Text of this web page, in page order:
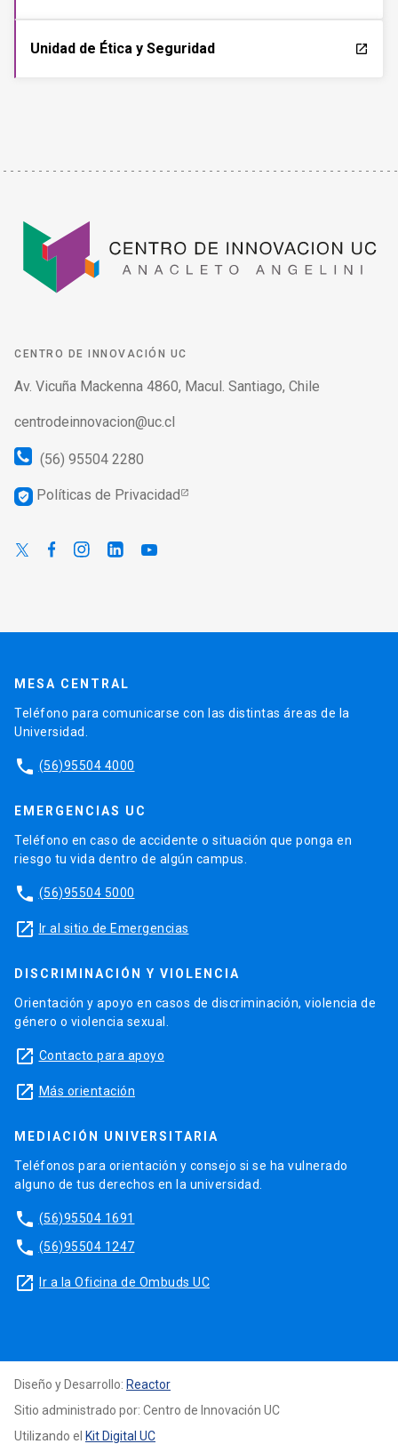
Unidad de Ética y Seguridad launch
CENTRO DE INNOVACIÓN UC
Av. Vicuña Mackenna 4860, Macul. Santiago, Chile
centrodeinnovacion@uc.cl
(56) 95504 2280
verified_user Políticas de Privacidad
MESA CENTRAL
Teléfono para comunicarse con las distintas áreas de la
Universidad.
phone (56)95504 4000
EMERGENCIAS UC
Teléfono en caso de accidente o situación que ponga en
riesgo tu vida dentro de algún campus.
phone (56)95504 5000
launch Ir al sitio de Emergencias
DISCRIMINACIÓN Y VIOLENCIA
Orientación y apoyo en casos de discriminación, violencia de
género o violencia sexual.
launch Contacto para apoyo
launch Más orientación
MEDIACIÓN UNIVERSITARIA
Teléfonos para orientación y consejo si se ha vulnerado
alguno de tus derechos en la universidad.
phone (56)95504 1691
phone (56)95504 1247
launch Ir a la Oficina de Ombuds UC
Diseño y Desarrollo: Reactor
Sitio administrado por: Centro de Innovación UC
Utilizando el Kit Digital UC